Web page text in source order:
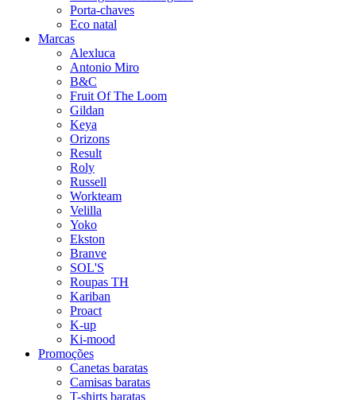
Porta-chaves
Eco natal
Marcas
Alexluca
Antonio Miro
B&C
Fruit Of The Loom
Gildan
Keya
Orizons
Result
Roly
Russell
Workteam
Velilla
Yoko
Ekston
Branve
SOL'S
Roupas TH
Kariban
Proact
K-up
Ki-mood
Promoções
Canetas baratas
Camisas baratas
T-shirts baratas